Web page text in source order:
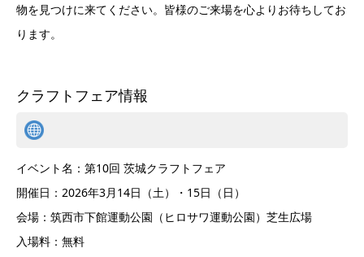
物を見つけに来てください。皆様のご来場を心よりお待ちしてお
ります。
クラフトフェア情報
イベント名：第10回 茨城クラフトフェア
開催日：2026年3月14日（土）・15日（日）
会場：筑西市下館運動公園（ヒロサワ運動公園）芝生広場
入場料：無料